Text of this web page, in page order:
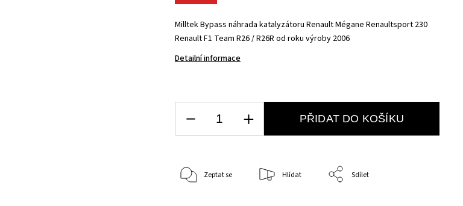
Milltek Bypass náhrada katalyzátoru Renault Mégane Renaultsport 230
Renault F1 Team R26 / R26R od roku výroby 2006
Detailní informace
PŘIDAT DO KOŠÍKU
Zeptat se Hlídat Sdílet